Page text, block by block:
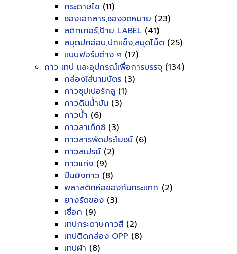
กระดาษไข (11)
ซองเอกสาร,ซองจดหมาย (23)
สติกเกอร์,ป้าย LABEL (41)
สมุดปกอ่อน,ปกแข็ง,สมุดโน็ต (25)
แบบฟอร์มต่าง ๆ (17)
กาว เทป และอุปกรณ์เพื่อการบรรจุ (134)
กล่องใส่นามบัตร (3)
กาวซุปเปอร์กลู (1)
กาวดินน้ำมัน (3)
กาวน้ำ (6)
กาวลาเท็กซ์ (3)
กาวสารพัดประโยชน์ (6)
กาวสเปรย์ (2)
กาวแท่ง (9)
ปืนยิงกาว (8)
พลาสติกห่อของกันกระแทก (2)
ยางรัดของ (3)
เชื่อก (9)
เทปกระดาษกาวสี (2)
เทปติดกล่อง OPP (8)
เทปผ้า (8)